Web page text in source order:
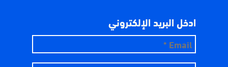
ادخل البريد الإلكتروني